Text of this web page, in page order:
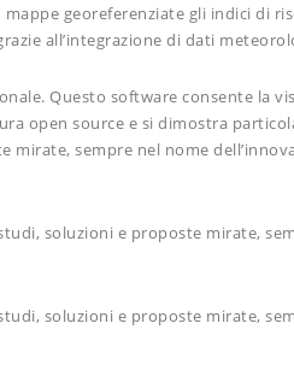
georeferenziate gli indici di
all’integrazione di dati
Questo software consente la
open source e si dimostra
sempre nel nome
soluzioni e proposte mirate,
soluzioni e proposte mirate,